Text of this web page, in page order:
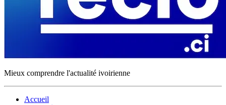
Mieux comprendre l'actualité ivoirienne
Accueil